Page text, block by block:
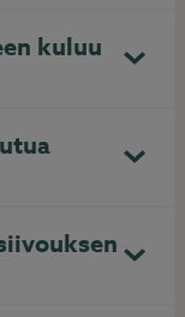
kuluu